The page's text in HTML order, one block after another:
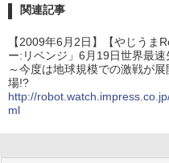
関連記事
【2009年6月2日】【やじうま
ー:リベンジ」6月19日世界最速
～今度は地球規模での激戦が
場!?
http://
ml